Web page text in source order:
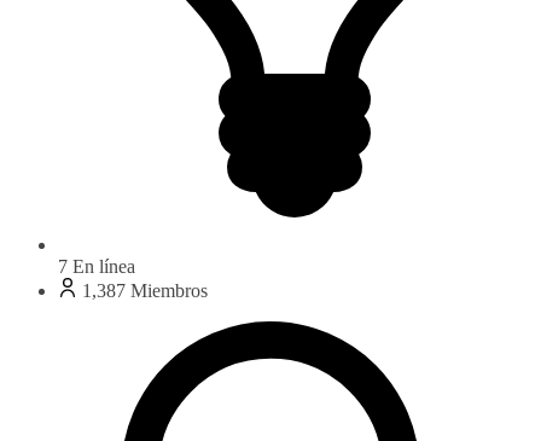
7 En línea
1,387 Miembros